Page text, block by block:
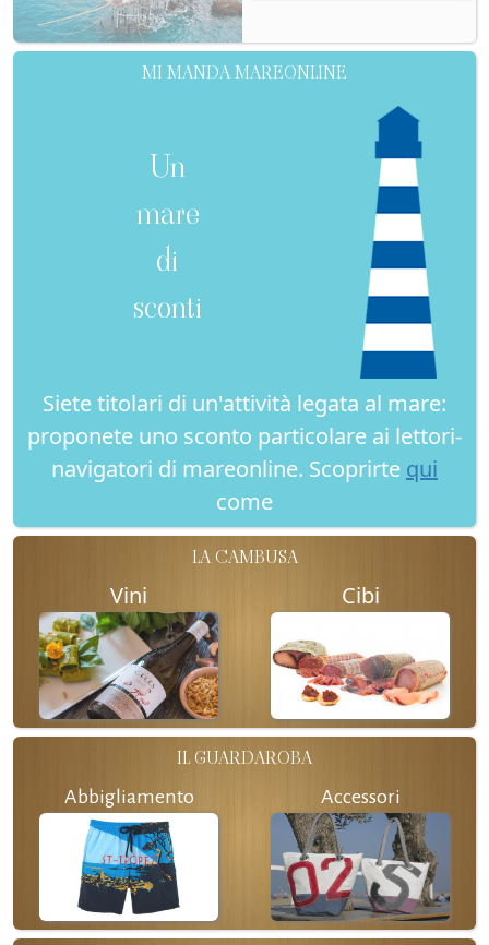
MI MANDA MAREONLINE
Un
mare
di
sconti
Siete titolari di un'attività legata al mare:
proponete uno sconto particolare ai lettori-
navigatori di mareonline. Scoprirte qui
come
LA CAMBUSA
Vini Cibi
IL GUARDAROBA
Abbigliamento Accessori